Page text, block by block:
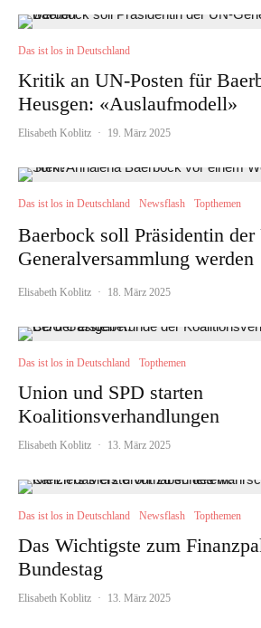
Das ist los in Deutschland
Kritik an UN-Posten für
Heusgen: «Auslaufmodell»
Elisabeth Koblitz · 19. März 2025
Das ist los in Deutschland Newsflash Topthemen
Baerbock soll Präsidentin
Generalversammlung werden
Elisabeth Koblitz · 18. März 2025
Das ist los in Deutschland Topthemen
Union und SPD starten
Koalitionsverhandlungen
Elisabeth Koblitz · 13. März 2025
Das ist los in Deutschland Newsflash Topthemen
Das Wichtigste zum
Bundestag
Elisabeth Koblitz · 13. März 2025